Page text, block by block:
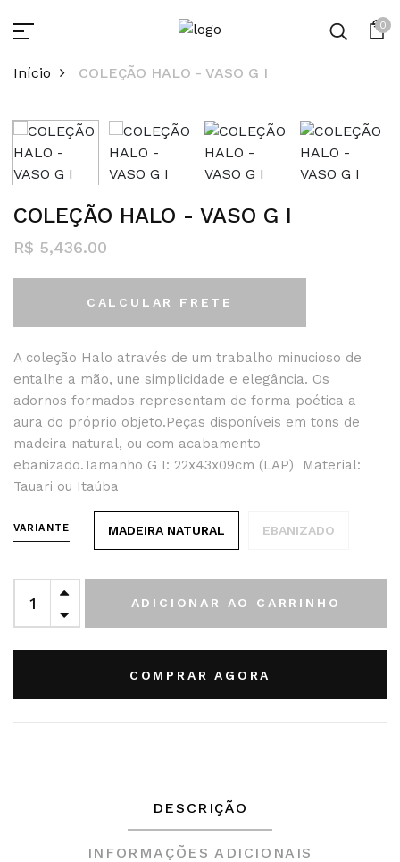
0
Início COLEÇÃO HALO - VASO G I
COLEÇÃO HALO - VASO G I
R$ 5,436.00
CALCULAR FRETE
A coleção Halo através de um trabalho minucioso de
entalhe a mão, une simplicidade e elegância. Os
adornos formados representam de forma poética a
aura do próprio objeto.Peças disponíveis em tons de
madeira natural, ou com acabamento
ebanizado.Tamanho G I: 22x43x09cm (LAP) Material:
Tauari ou Itaúba
VARIANTE MADEIRA NATURAL EBANIZADO
ADICIONAR AO CARRINHO
COMPRAR AGORA
DESCRIÇÃO
INFORMAÇÕES ADICIONAIS